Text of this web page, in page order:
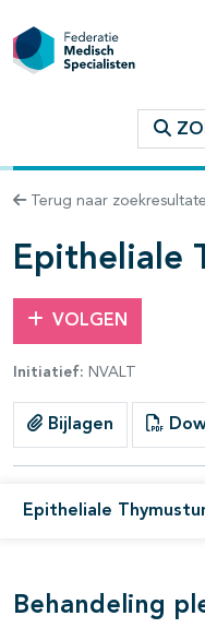
Terug naar
Epitheliale
VOLGEN
Initiatief: NVALT
Bijlagen
Epitheliale
binnen deze richtlijn
open- en
open- en
open- en
open- en
Behandeling